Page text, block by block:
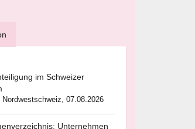
im Schweizer
Nordwestschweiz, 07.08.2026
Unternehmen